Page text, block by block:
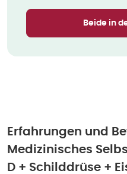
Beide in
Erfahrungen und
Medizinisches
D + Schilddrüse +